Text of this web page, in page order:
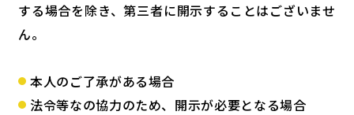
する場合を除き、第三者に開示することはございませ
ん。
本人のご了承がある場合
法令等なの協力のため、開示が必要となる場合